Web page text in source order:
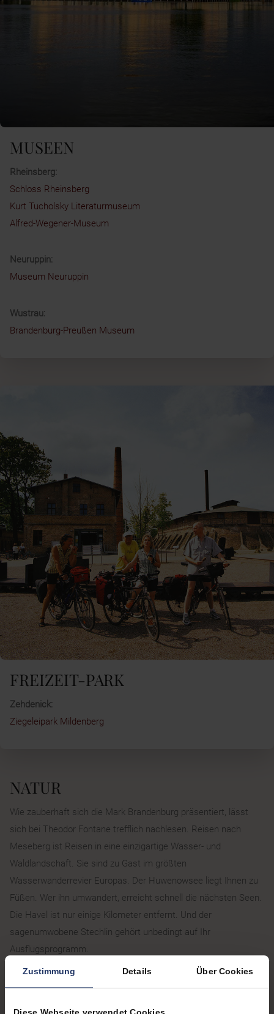
Zustimmung Details Über Cookies
MUSEEN
Rheinsberg:
Schloss Rheinsberg
Kurt Tucholsky Literaturmuseum
Alfred-Wegener-Museum
Neuruppin:
Museum Neuruppin
Wustrau:
Brandenburg-Preußen Museum
FREIZEIT-PARK
Zehdenick:
Ziegeleipark Mildenberg
NATUR
Wie zauberhaft sich die Mark Brandenburg präsentiert, lässt
sich bei Theodor Fontane trefflich nachlesen. Reisen nach
Meseberg ist Reisen in eine einzigartige Wasser- und
Waldlandschaft. Sie sind zu Gast im größten
Wasserwanderrevier Europas. Der Huwenowsee liegt Ihnen zu
Füßen. Wer ihn umwandert, erreicht schnell die nächsten Seen.
Die Havel ist nur einige Kilometer entfernt. Und der
sagenumwobene Stechlin gehört unbedingt auf Ihr
Ausflugsprogramm.
Hier beginnt der Naturpark Stechlin-Ruppiner Land. Heimat für